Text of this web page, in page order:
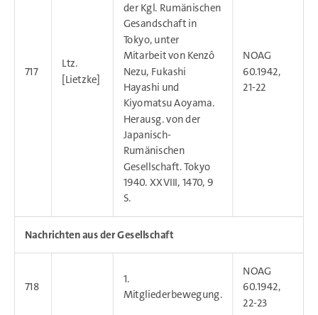
717
Ltz.
[Lietzke]
der Kgl. Rumänischen
Gesandschaft in
Tokyo, unter
Mitarbeit von Kenzô
Nezu, Fukashi
Hayashi und
Kiyomatsu Aoyama.
Herausg. von der
Japanisch-
Rumänischen
Gesellschaft. Tokyo
1940. XXVIII, 1470, 9
S.
NOAG
60.1942,
21-22
Nachrichten aus der Gesellschaft
718
1.
Mitgliederbewegung.
NOAG
60.1942,
22-23